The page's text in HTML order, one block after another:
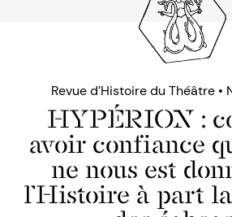
Revue d’Histoire du Théâtre •
HYPÉRION :
avoir confiance
ne nous est
l’Histoire à part